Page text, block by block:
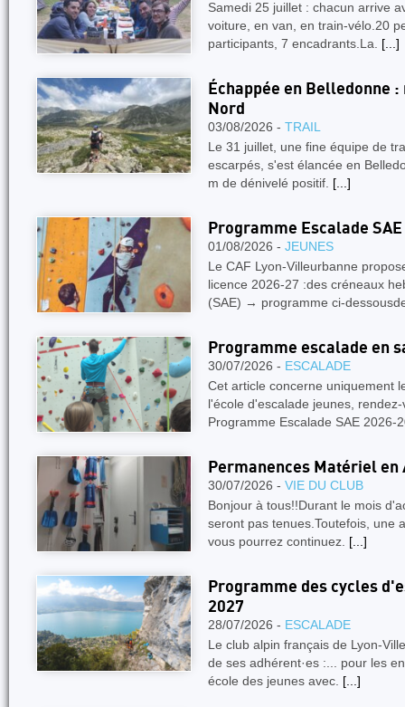
Samedi 25 juillet : chacun arrive
voiture, en van, en train-vélo.20
participants, 7 encadrants.La. [...]
Échappée en Belledonne
Nord
03/08/2026 - TRAIL
Le 31 juillet, une fine équipe de
escarpés, s'est élancée en
m de dénivelé positif. [...]
Programme Escalade
01/08/2026 - JEUNES
Le CAF Lyon-Villeurbanne
licence 2026-27 :des créneaux
(SAE) → programme ci-
Programme escalade en
30/07/2026 - ESCALADE
Cet article concerne uniquement
l'école d'escalade jeunes,
Programme Escalade SAE 2026-
Permanences Matériel en
30/07/2026 - VIE DU CLUB
Bonjour à tous!!Durant le mois
seront pas tenues.Toutefois, une
vous pourrez continuez. [...]
Programme des cycles
2027
28/07/2026 - ESCALADE
Le club alpin français de Lyon-
de ses adhérent·es :... pour les
école des jeunes avec. [...]